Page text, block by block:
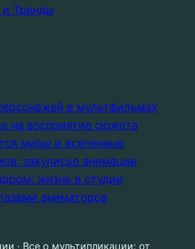
и Тренды
в мультфильмах
на восприятие сюжета
миры и вселенные
закулисье анимации
жизнь в студии
аниматоров
· Все о мультипликации: от